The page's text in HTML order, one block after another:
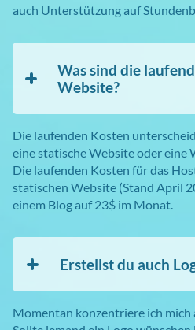
auch Unterstützung auf
Was sind die
Website?
Die laufenden Kosten
eine statische Website oder eine
Die laufenden Kosten für das
statischen Website (Stand April
einem Blog auf 23$ im Monat.
Erstellst du auch
Momentan konzentriere ich mich